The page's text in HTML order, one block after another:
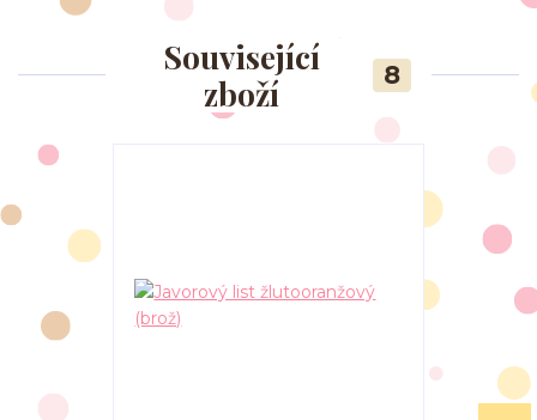
Související
zboží
8